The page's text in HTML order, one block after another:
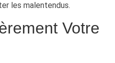
les malentendus.
Votre